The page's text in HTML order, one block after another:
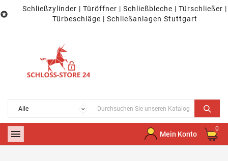

Schließzylinder | Türöffner | Schließbleche | Türschließer |
Türbeschläge | Schließanlagen Stuttgart
 Mein Konto
0